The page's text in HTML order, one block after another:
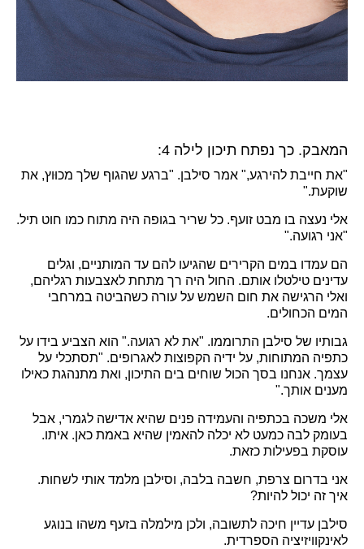
המאבק. כך נפתח תיכון לילה 4:
"את חייבת להירגע," אמר סילבן. "ברגע שהגוף שלך מכוּוץ, את
שוקעת."
אלי נעצה בו מבט זועף. כל שריר בגופה היה מתוח כמו חוט תיל.
"אני רגועה."
הם עמדו במים הקרירים שהגיעו להם עד המותניים, וגלים
עדינים טילטלו אותם. החול היה רך מתחת לאצבעות רגליהם,
ואלי הרגישה את חום השמש על עורה כשהביטה במרחבי
המים הכחולים.
גבותיו של סילבן התרוממו. "את לא רגועה." הוא הצביע בידו על
כתפיה המתוחות, על ידיה הקפוצות לאגרופים. "תסתכלי על
עצמך. אנחנו בסך הכול שוחים בים התיכון, ואת מתנהגת כאילו
מענים אותך."
אלי משכה בכתפיה והעמידה פנים שהיא אדישה לגמרי, אבל
בעומק לבה כמעט לא יכלה להאמין שהיא באמת כאן. איתו.
עוסקת בפעילות כזאת.
אני בדרום צרפת, חשבה בלבה, וסילבן מלמד אותי לשחות.
איך זה יכול להיות?
סילבן עדיין חיכה לתשובה, ולכן מילמלה בזעף משהו בנוגע
לאינקוויזיציה הספרדית.